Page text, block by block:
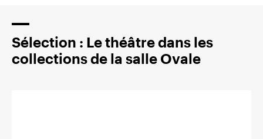
Sélection : Le théâtre dans les
collections de la salle Ovale